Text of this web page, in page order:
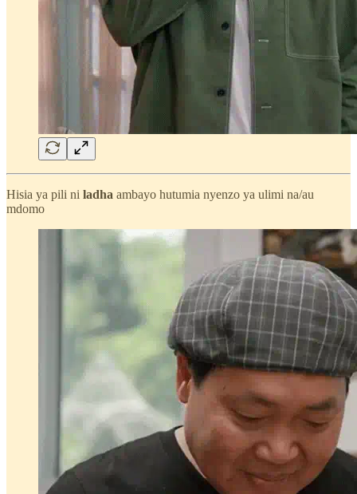
Hisia ya pili ni ladha ambayo hutumia nyenzo ya ulimi na/au
mdomo